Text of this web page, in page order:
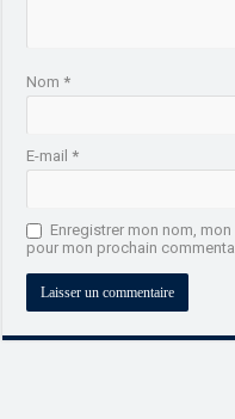
Nom*
E-mail*
Enregistrer mon nom,
pour mon prochain